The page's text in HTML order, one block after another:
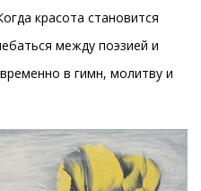
красота становится
между поэзией и
в гимн, молитву и